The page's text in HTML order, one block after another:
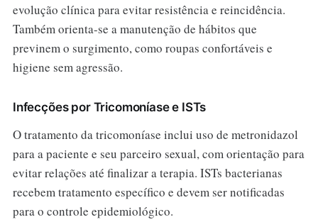
evolução clínica para evitar resistência e reincidência.
Também orienta-se a manutenção de hábitos que
previnem o surgimento, como roupas confortáveis e
higiene sem agressão.
Infecções por Tricomoníase e ISTs
O tratamento da tricomoníase inclui uso de metronidazol
para a paciente e seu parceiro sexual, com orientação para
evitar relações até finalizar a terapia. ISTs bacterianas
recebem tratamento específico e devem ser notificadas
para o controle epidemiológico.